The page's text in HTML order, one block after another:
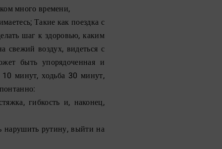
много времени,
Такие как поездка с
шаг к здоровью, каким
свежий воздух, видеться с
быть упорядоченная и
10 минут, ходьба 30 минут,
гибкость и, наконец,
нарушить рутину, выйти на